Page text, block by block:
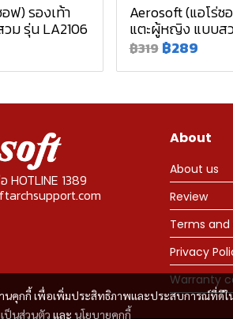
ฟ) รองเท้า
ม รุ่น LA2106
Aerosoft (แอโร่ซ
แตะผู้หญิง แบบส
฿319 ฿289
นคุกกี้ เพื่อเพิ่มประสิทธิภาพและประสบการณ์ที่ดีใ
ป็นส่วนตัว และ นโยบายคุกกี้
HOTLINE 1389
About
About us
Review
Terms
Privacy
Warranty